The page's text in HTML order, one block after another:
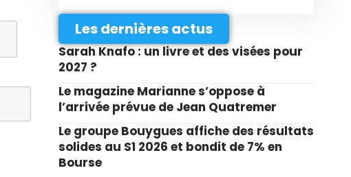
Les dernières actus
Sarah Knafo : un livre et des visées pour
2027 ?
Le magazine Marianne s’oppose à
l’arrivée prévue de Jean Quatremer
Le groupe Bouygues affiche des résultats
solides au S1 2026 et bondit de 7% en
Bourse